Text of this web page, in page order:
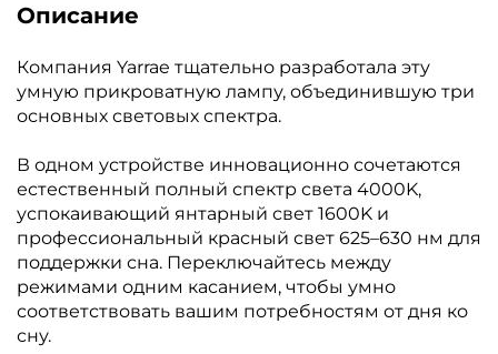
Описание
Компания Yarrae тщательно разработала эту
умную прикроватную лампу, объединившую три
основных световых спектра.
В одном устройстве инновационно сочетаются
естественный полный спектр света 4000K,
успокаивающий янтарный свет 1600K и
профессиональный красный свет 625–630 нм для
поддержки сна. Переключайтесь между
режимами одним касанием, чтобы умно
соответствовать вашим потребностям от дня ко
сну.